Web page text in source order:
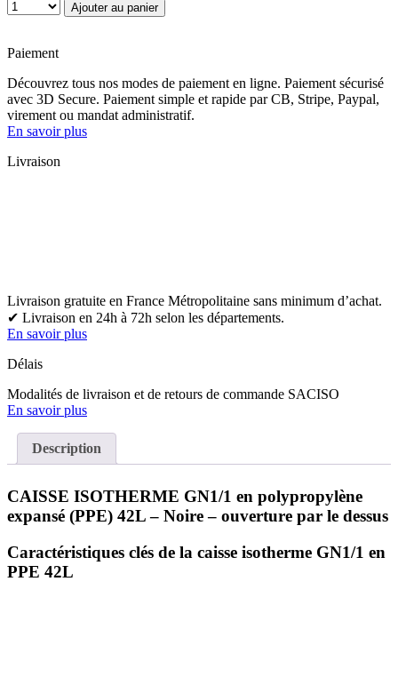
Quantité Ajouter au panier
Paiement
Découvrez tous nos modes de paiement en ligne. Paiement sécurisé
avec 3D Secure. Paiement simple et rapide par CB, Stripe, Paypal,
virement ou mandat administratif.
En savoir plus
Livraison
Livraison gratuite en France Métropolitaine sans minimum d’achat.
✔ Livraison en 24h à 72h selon les départements.
En savoir plus
Délais
Modalités de livraison et de retours de commande SACISO
En savoir plus
Description
CAISSE ISOTHERME GN1/1 en polypropylène
expansé (PPE) 42L – Noire – ouverture par le dessus
Caractéristiques clés de la caisse isotherme GN1/1 en
PPE 42L